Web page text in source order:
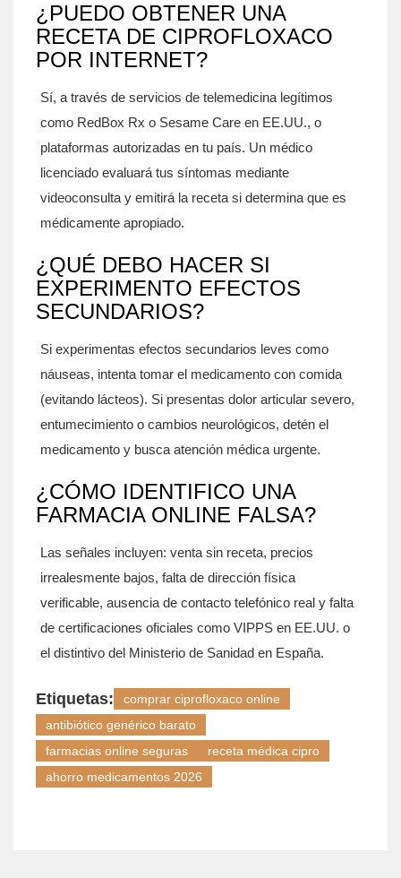
¿PUEDO OBTENER UNA
RECETA DE CIPROFLOXACO
POR INTERNET?
Sí, a través de servicios de telemedicina legítimos
como RedBox Rx o Sesame Care en EE.UU., o
plataformas autorizadas en tu país. Un médico
licenciado evaluará tus síntomas mediante
videoconsulta y emitirá la receta si determina que es
médicamente apropiado.
¿QUÉ DEBO HACER SI
EXPERIMENTO EFECTOS
SECUNDARIOS?
Si experimentas efectos secundarios leves como
náuseas, intenta tomar el medicamento con comida
(evitando lácteos). Si presentas dolor articular severo,
entumecimiento o cambios neurológicos, detén el
medicamento y busca atención médica urgente.
¿CÓMO IDENTIFICO UNA
FARMACIA ONLINE FALSA?
Las señales incluyen: venta sin receta, precios
irrealesmente bajos, falta de dirección física
verificable, ausencia de contacto telefónico real y falta
de certificaciones oficiales como VIPPS en EE.UU. o
el distintivo del Ministerio de Sanidad en España.
Etiquetas:
comprar ciprofloxaco online
antibiótico genérico barato
farmacias online seguras
receta médica cipro
ahorro medicamentos 2026